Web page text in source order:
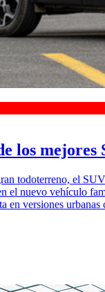
los mejores
todoterreno, el
el nuevo vehículo
en versiones urbanas